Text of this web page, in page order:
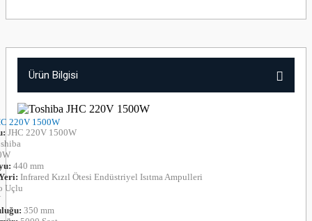
Ürün Bilgisi
220V 1500W
JHC 220V 1500W
440 mm
Infrared Kızıl Ötesi Endüstriyel Isıtma Ampulleri
Uçlu
350 mm